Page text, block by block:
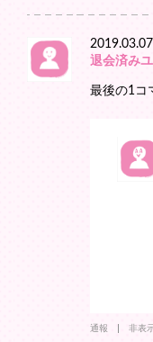
2019.03.07
退会済み
最後の1コ
通報 非表